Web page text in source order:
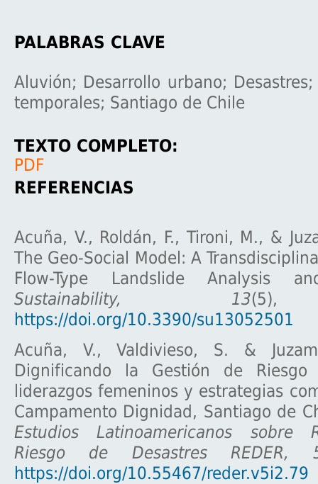
PALABRAS CLAVE
Aluvión; Desarrollo urbano; Desastres;
temporales; Santiago de Chile
TEXTO COMPLETO:
PDF
REFERENCIAS
Acuña, V., Roldán, F., Tironi, M., &
The Geo-Social Model: A
Flow-Type Landslide Analysis
Sustainability, 13
https://doi.org/10.3390/su13052501
Acuña, V., Valdivieso, S. &
Dignificando la Gestión de Riesgo
liderazgos femeninos y estrategias
Campamento Dignidad, Santiago de
Estudios Latinoamericanos sobre
Riesgo de Desastres REDER,
https://doi.org/10.55467/reder.v5i2.79